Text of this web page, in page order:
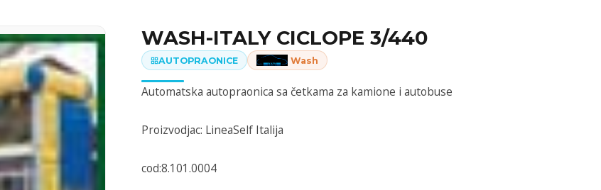
WASH-ITALY CICLOPE 3/440
AUTOPRAONICE Wash
Automatska autopraonica sa četkama za kamione i autobuse
Proizvodjac: LineaSelf Italija
cod:8.101.0004